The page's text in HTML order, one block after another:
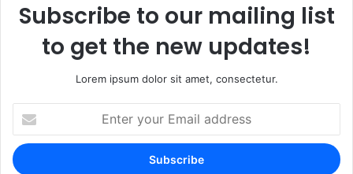
Subscribe to our mailing list
to get the new updates!
Lorem ipsum dolor sit amet, consectetur.